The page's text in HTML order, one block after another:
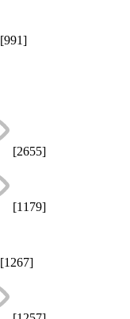
[991]
[2655]
[1179]
[1267]